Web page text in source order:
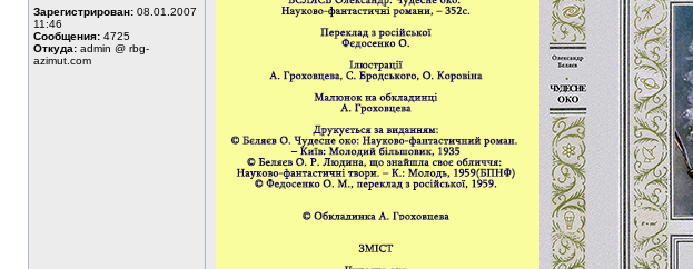
Зарегистрирован: 08.01.2007
11:46
Сообщения: 4725
Откуда: admin @ rbg-
azimut.com